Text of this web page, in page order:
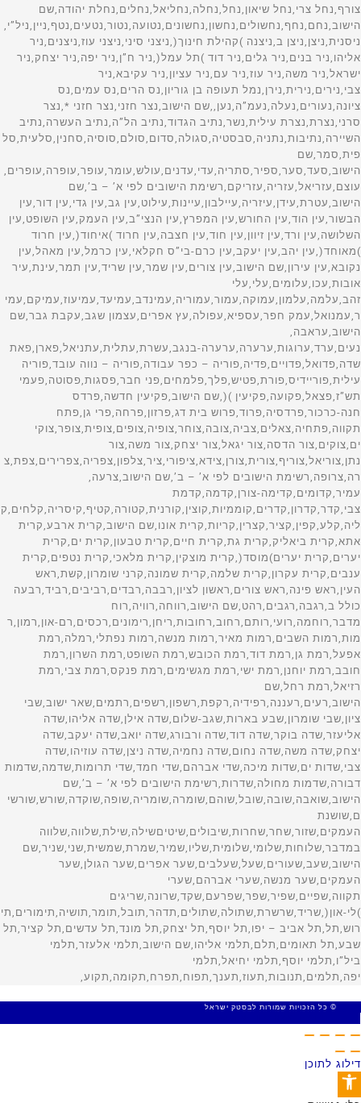
© כל הזכויות שמורות לבסטק ישראל
דילוג לתוכן
פתח סרגל נגישות